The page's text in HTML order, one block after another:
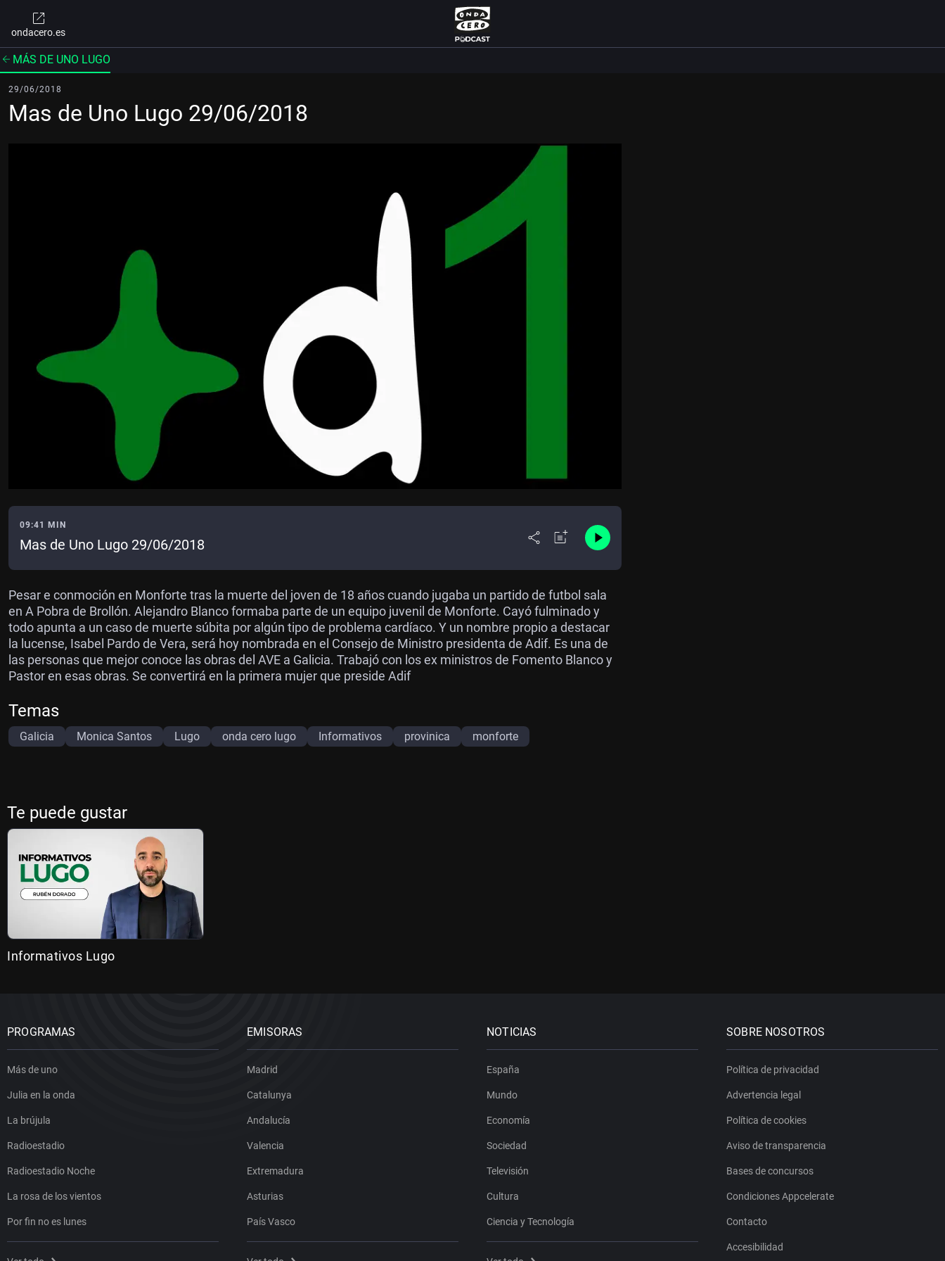
ondacero.es
MÁS DE UNO LUGO
29/06/2018
Mas de Uno Lugo 29/06/2018
09:41 MIN
Mas de Uno Lugo 29/06/2018
Pesar e conmoción en Monforte tras la muerte del joven de 18 años cuando jugaba un partido de futbol sala
en A Pobra de Brollón. Alejandro Blanco formaba parte de un equipo juvenil de Monforte. Cayó fulminado y
todo apunta a un caso de muerte súbita por algún tipo de problema cardíaco. Y un nombre propio a destacar
la lucense, Isabel Pardo de Vera, será hoy nombrada en el Consejo de Ministro presidenta de Adif. Es una de
las personas que mejor conoce las obras del AVE a Galicia. Trabajó con los ex ministros de Fomento Blanco y
Pastor en esas obras. Se convertirá en la primera mujer que preside Adif
Temas
Galicia Monica Santos Lugo onda cero lugo Informativos provinica monforte
Te puede gustar
Informativos Lugo
PROGRAMAS
Más de uno
Julia en la onda
La brújula
Radioestadio
Radioestadio Noche
La rosa de los vientos
Por fin no es lunes
EMISORAS
Madrid
Catalunya
Andalucía
Valencia
Extremadura
Asturias
País Vasco
NOTICIAS
España
Mundo
Economía
Sociedad
Televisión
Cultura
Ciencia y Tecnología
SOBRE NOSOTROS
Política de privacidad
Advertencia legal
Política de cookies
Aviso de transparencia
Bases de concursos
Condiciones Appcelerate
Contacto
Accesibilidad